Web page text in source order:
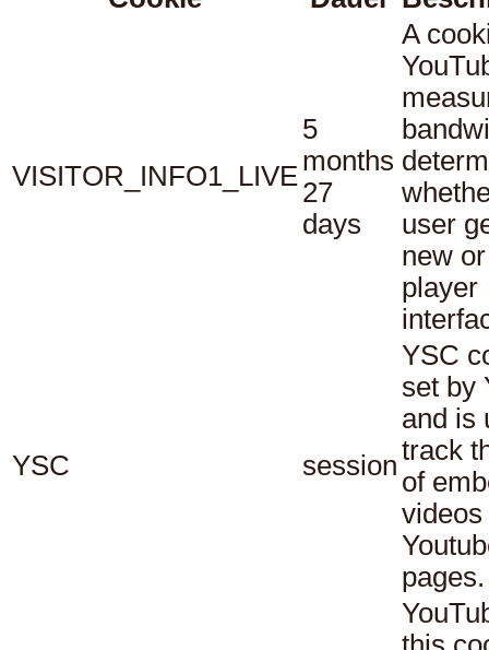
VISITOR_INFO1_LIVE
5
months
27
days
A
user
new
player
YSC session
YSC
set by
and is
track
of
videos
pages.